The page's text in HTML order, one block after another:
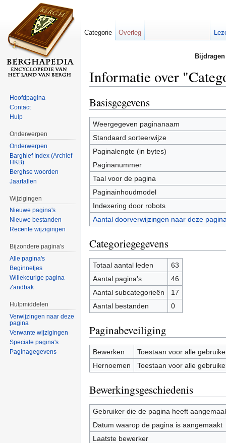
Informatie over
Basisgegevens
Weergegeven paginanaam
Standaard sorteerwijze
Paginalengte (in bytes)
Paginanummer
Taal voor de pagina
Paginainhoudmodel
Indexering door robots
Aantal doorverwijzingen naar deze
Categoriegegevens
Totaal aantal leden
63
Aantal pagina's
46
Aantal subcategorieën
17
Aantal bestanden
0
Paginabeveiliging
Bewerken
Toestaan voor alle
Hernoemen
Toestaan voor alle
Bewerkingsgeschiedenis
Gebruiker die de pagina heeft
Datum waarop de pagina is aangemaakt
Laatste bewerker
Categorie Overleg
Hoofdpagina
Contact
Hulp
Onderwerpen
Onderwerpen
Barghief Index (Archief
HKB)
Berghse woorden
Jaartallen
Wijzigingen
Nieuwe pagina's
Nieuwe bestanden
Recente wijzigingen
Bijzondere pagina's
Alle pagina's
Beginnetjes
Willekeurige pagina
Zandbak
Hulpmiddelen
Verwijzingen naar deze
pagina
Verwante wijzigingen
Speciale pagina's
Paginagegevens